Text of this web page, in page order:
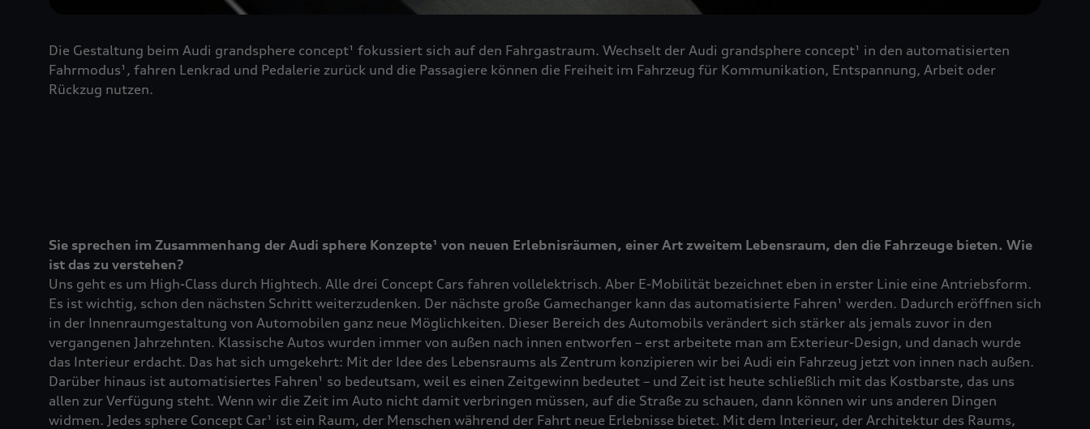
Die Gestaltung beim Audi grandsphere concept¹ fokussiert sich auf den Fahrgastraum. Wechselt der Audi grandsphere concept¹ in den automatisierten
Fahrmodus¹, fahren Lenkrad und Pedalerie zurück und die Passagiere können die Freiheit im Fahrzeug für Kommunikation, Entspannung, Arbeit oder
Rückzug nutzen.
Sie sprechen im Zusammenhang der Audi sphere Konzepte¹ von neuen Erlebnisräumen, einer Art zweitem Lebensraum, den die Fahrzeuge bieten. Wie
ist das zu verstehen?
Uns geht es um High-Class durch Hightech. Alle drei Concept Cars fahren vollelektrisch. Aber E-Mobilität bezeichnet eben in erster Linie eine Antriebsform.
Es ist wichtig, schon den nächsten Schritt weiterzudenken. Der nächste große Gamechanger kann das automatisierte Fahren¹ werden. Dadurch eröffnen sich
in der Innenraumgestaltung von Automobilen ganz neue Möglichkeiten. Dieser Bereich des Automobils verändert sich stärker als jemals zuvor in den
vergangenen Jahrzehnten. Klassische Autos wurden immer von außen nach innen entworfen – erst arbeitete man am Exterieur-Design, und danach wurde
das Interieur erdacht. Das hat sich umgekehrt: Mit der Idee des Lebensraums als Zentrum konzipieren wir bei Audi ein Fahrzeug jetzt von innen nach außen.
Darüber hinaus ist automatisiertes Fahren¹ so bedeutsam, weil es einen Zeitgewinn bedeutet – und Zeit ist heute schließlich mit das Kostbarste, das uns
allen zur Verfügung steht. Wenn wir die Zeit im Auto nicht damit verbringen müssen, auf die Straße zu schauen, dann können wir uns anderen Dingen
widmen. Jedes sphere Concept Car¹ ist ein Raum, der Menschen während der Fahrt neue Erlebnisse bietet. Mit dem Interieur, der Architektur des Raums,